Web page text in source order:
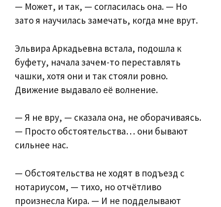
— Может, и так, — согласилась она. — Но
зато я научилась замечать, когда мне врут.
Эльвира Аркадьевна встала, подошла к
буфету, начала зачем-то переставлять
чашки, хотя они и так стояли ровно.
Движение выдавало её волнение.
— Я не вру, — сказала она, не оборачиваясь.
— Просто обстоятельства… они бывают
сильнее нас.
— Обстоятельства не ходят в подъезд с
нотариусом, — тихо, но отчётливо
произнесла Кира. — И не подделывают